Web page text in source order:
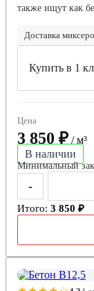
также ищут как
Доставка
Купить в 1
Цена
3 850 ₽ / м³
В наличии
Минимальный
-
Итого: 3 850 ₽